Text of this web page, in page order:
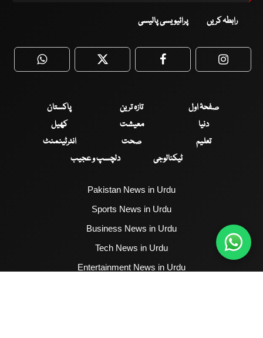
رابطہ کریں پرائیویسی پالیسی
WhatsApp Twitter Facebook
صفحۂ اول تازہ ترین
پاکستان
دنیا
معیشت
کھیل
تعلیم
صحت
انٹرٹینمنٹ
ٹیکنالوجی
دلچسپ و عجیب
Pakistan News in Urdu
Sports News in Urdu
Business News in Urdu
Tech News in Urdu
Entertainment News in Urdu